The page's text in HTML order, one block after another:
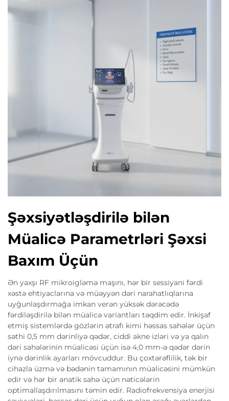
Şəxsiyətləşdirilə bilən
Müalicə Parametrləri Şəxsi
Baxım Üçün
Ən yaxşı RF mikroigləmə maşını, hər bir sessiyani fərdi
xəstə ehtiyaclarına və müəyyən dəri narahatlıqlarına
uyğunlaşdırmağa imkan verən yüksək dərəcədə
fərdiləşdirilə bilən müalicə variantları təqdim edir. İnkişaf
etmiş sistemlərdə gözlərin ətrafı kimi həssas sahələr üçün
səthi 0,5 mm dərinliyə qədər, ciddi akne izləri və ya qalın
dəri sahələrinin müalicəsi üçün isə 4,0 mm-ə qədər dərin
iynə dərinlik ayarları mövcuddur. Bu çoxtərəflilik, tək bir
cihazla üzmə və bədənin tamamının müalicəsini mümkün
edir və hər bir anatik sahə üçün nəticələrin
optimallaşdırılmasını təmin edir. Radiofrekvensiya enerjisi